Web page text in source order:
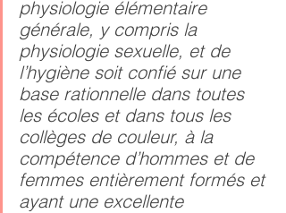
physiologie élémentaire
générale, y compris la
physiologie sexuelle, et de
l’hygiène soit confié sur une
base rationnelle dans toutes
les écoles et dans tous les
collèges de couleur, à la
compétence d’hommes et de
femmes entièrement formés et
ayant une excellente